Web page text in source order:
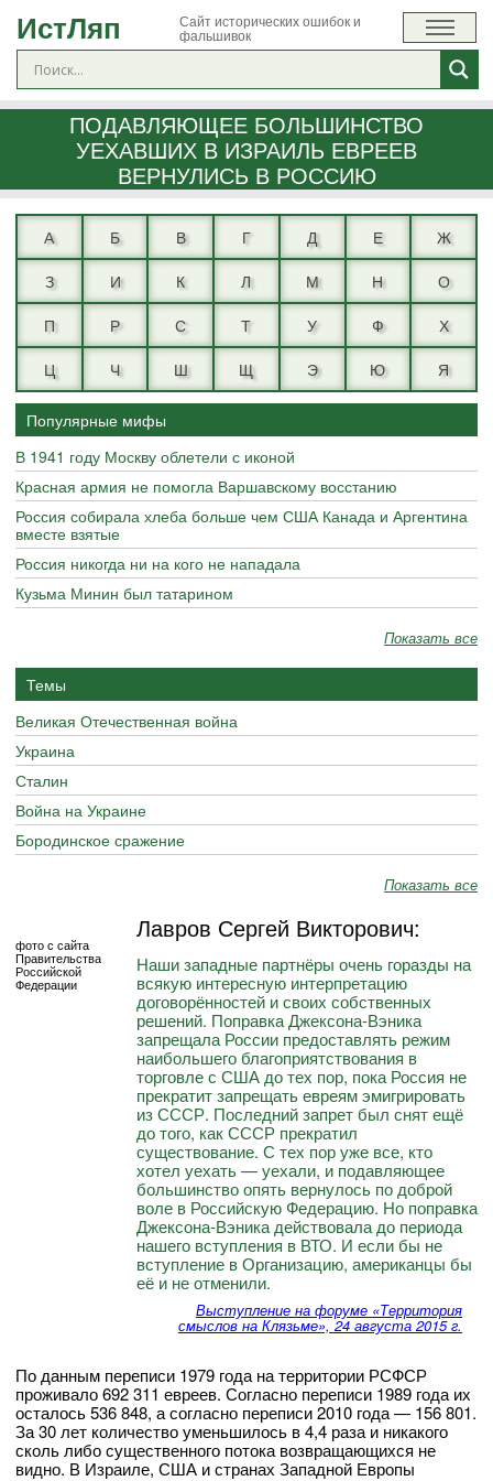
ИстЛяп Сайт исторических ошибок и
фальшивок
ПОДАВЛЯЮЩЕЕ БОЛЬШИНСТВО
УЕХАВШИХ В ИЗРАИЛЬ ЕВРЕЕВ
ВЕРНУЛИСЬ В РОССИЮ
А Б В Г Д Е
Ж
З
И К Л М Н
О
П
Р С Т У Ф
Х
Ц
Ч Ш Щ Э Ю Я
Популярные мифы
В 1941 году Москву облетели с иконой
Красная армия не помогла Варшавскому восстанию
Россия собирала хлеба больше чем США Канада и Аргентина
вместе взятые
Россия никогда ни на кого не нападала
Кузьма Минин был татарином
Показать все
Темы
Великая Отечественная война
Украина
Сталин
Война на Украине
Бородинское сражение
Показать все
фото с сайта
Правительства
Российской
Федерации
Лавров Сергей Викторович:
Наши западные партнёры очень горазды на
всякую интересную интерпретацию
договорённостей и своих собственных
решений. Поправка Джексона-Вэника
запрещала России предоставлять режим
наибольшего благоприятствования в
торговле с США до тех пор, пока Россия не
прекратит запрещать евреям эмигрировать
из СССР. Последний запрет был снят ещё
до того, как СССР прекратил
существование. С тех пор уже все, кто
хотел уехать — уехали, и подавляющее
большинство опять вернулось по доброй
воле в Российскую Федерацию. Но поправка
Джексона-Вэника действовала до периода
нашего вступления в ВТО. И если бы не
вступление в Организацию, американцы бы
её и не отменили.
Выступление на форуме «Территория
смыслов на Клязьме», 24 августа 2015 г.
По данным переписи 1979 года на территории РСФСР
проживало 692 311 евреев. Согласно переписи 1989 года их
осталось 536 848, а согласно переписи 2010 года — 156 801.
За 30 лет количество уменьшилось в 4,4 раза и никакого
сколь либо существенного потока возвращающихся не
видно. В Израиле, США и странах Западной Европы